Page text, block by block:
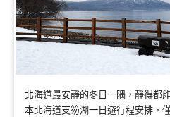
北海道最安靜的冬日一隅，靜得都
本北海道支笏湖一日遊行程安排，